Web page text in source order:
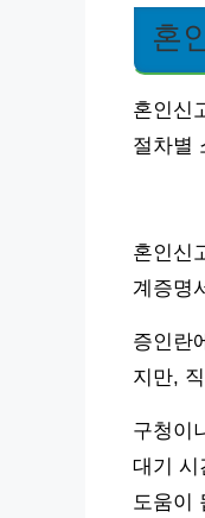
혼
혼인신
절차별
혼인신
계증명
증인란
지만,
구청이
대기 시
도움이